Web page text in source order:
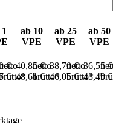
ab 10
VPE
ab 25
VPE
ab 50
VPE
€
€
40,85 €
netto
48,61 €
brutto*
38,70 €
netto
46,05 €
brutto*
36,55
43,49